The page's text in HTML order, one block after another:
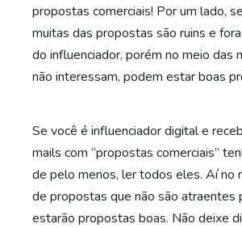
propostas comerciais! Por um lado,
muitas das propostas são ruins e
do influenciador, porém no meio das
não interessam, podem estar boas
Se você é influenciador digital e
mails com “propostas comerciais”
de pelo menos, ler todos eles. Aí no
de propostas que não são atraentes
estarão propostas boas. Não deixe